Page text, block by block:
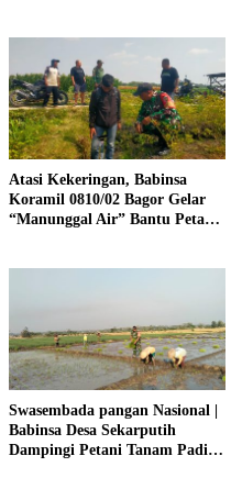
Atasi Kekeringan, Babinsa
Koramil 0810/02 Bagor Gelar
“Manunggal Air” Bantu Petani
Swasembada pangan Nasional |
Babinsa Desa Sekarputih
Dampingi Petani Tanam Padi,